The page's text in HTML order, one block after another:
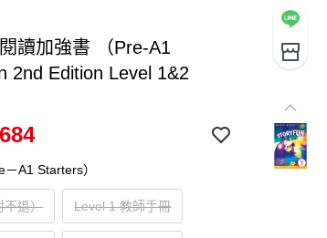
讀加強書 （Pre-A1
2nd Edition Level 1&2
A1 Starters）
不退） Level 1 教師手冊